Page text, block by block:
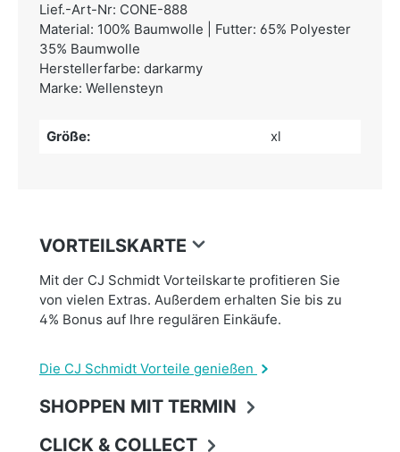
Lief.-Art-Nr: CONE-888
Material: 100% Baumwolle | Futter: 65% Polyester
35% Baumwolle
Herstellerfarbe: darkarmy
Marke: Wellensteyn
Größe: xl
VORTEILSKARTE
Mit der CJ Schmidt Vorteilskarte profitieren Sie
von vielen Extras. Außerdem erhalten Sie bis zu
4% Bonus auf Ihre regulären Einkäufe.
Die CJ Schmidt Vorteile genießen
SHOPPEN MIT TERMIN
CLICK & COLLECT